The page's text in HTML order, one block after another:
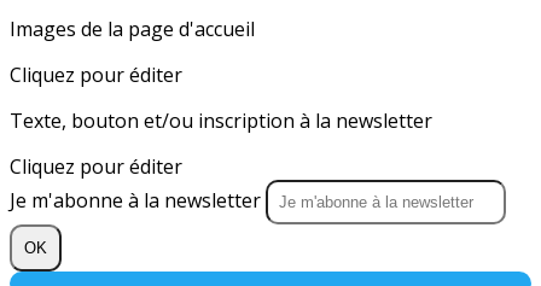
Images de la page d'accueil
Cliquez pour éditer
Texte, bouton et/ou inscription à la newsletter
Cliquez pour éditer
Je m'abonne à la newsletter
OK